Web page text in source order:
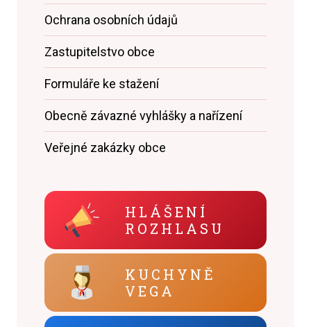
Ochrana osobních údajů
Zastupitelstvo obce
Formuláře ke stažení
Obecně závazné vyhlášky a nařízení
Veřejné zakázky obce
HLÁŠENÍ
ROZHLASU
KUCHYNĚ
VEGA